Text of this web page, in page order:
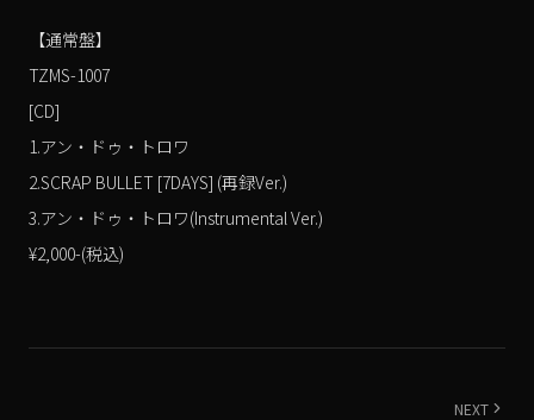
【通常盤】
TZMS-1007
[CD]
1.アン・ドゥ・トロワ
2.SCRAP BULLET [7DAYS] (再録Ver.)
3.アン・ドゥ・トロワ(Instrumental Ver.)
¥2,000-(税込)
NEXT